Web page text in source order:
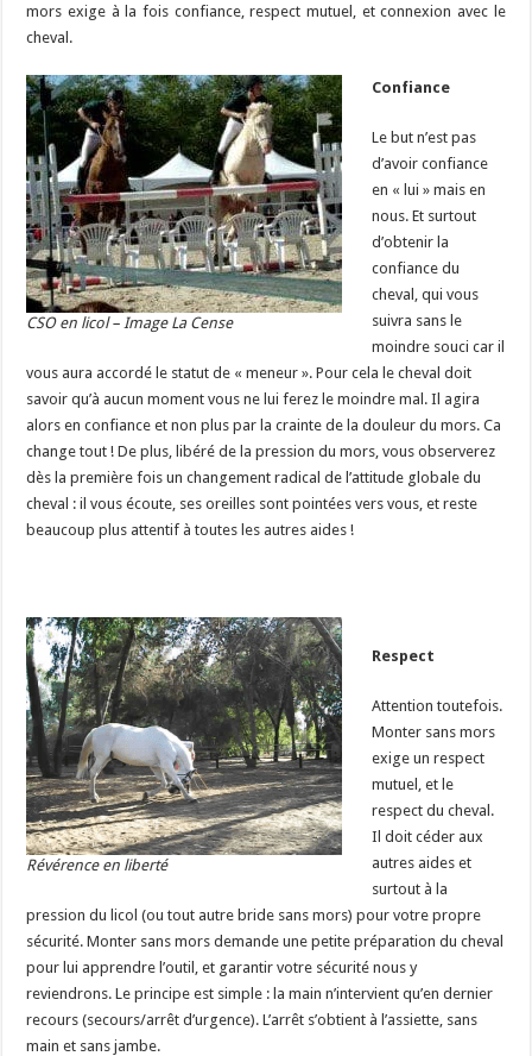
mors exige à la fois confiance, respect mutuel, et connexion avec le
cheval.
CSO en licol – Image La Cense
Confiance
Le but n’est pas
d’avoir confiance
en « lui » mais en
nous. Et surtout
d’obtenir la
confiance du
cheval, qui vous
suivra sans le
moindre souci car il
vous aura accordé le statut de « meneur ». Pour cela le cheval doit
savoir qu’à aucun moment vous ne lui ferez le moindre mal. Il agira
alors en confiance et non plus par la crainte de la douleur du mors. Ca
change tout ! De plus, libéré de la pression du mors, vous observerez
dès la première fois un changement radical de l’attitude globale du
cheval : il vous écoute, ses oreilles sont pointées vers vous, et reste
beaucoup plus attentif à toutes les autres aides !
Révérence en liberté
Respect
Attention toutefois.
Monter sans mors
exige un respect
mutuel, et le
respect du cheval.
Il doit céder aux
autres aides et
surtout à la
pression du licol (ou tout autre bride sans mors) pour votre propre
sécurité. Monter sans mors demande une petite préparation du cheval
pour lui apprendre l’outil, et garantir votre sécurité nous y
reviendrons. Le principe est simple : la main n’intervient qu’en dernier
recours (secours/arrêt d’urgence). L’arrêt s’obtient à l’assiette, sans
main et sans jambe.